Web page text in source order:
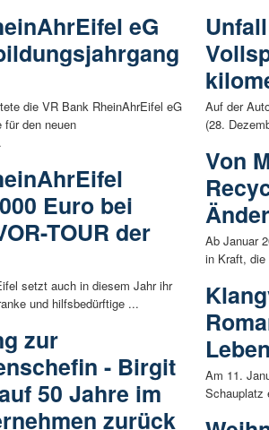
eG
die VR Bank RheinAhrEifel eG
für den neuen
Euro bei
TOUR der
setzt auch in diesem Jahr ihr
und hilfsbedürftige ...
zur
- Birgit
50 Jahre im
zurück
Auf der
(28.
Von
Ab Januar
in Kraft,
Am 11.
Schauplatz